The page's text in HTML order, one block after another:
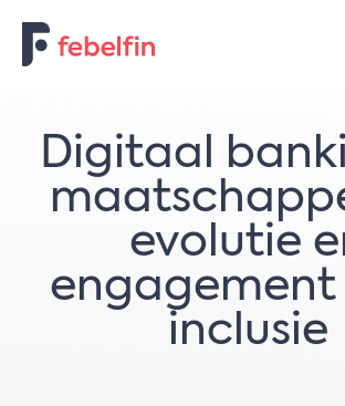
Digitaal
evolutie
engagement
inclusie